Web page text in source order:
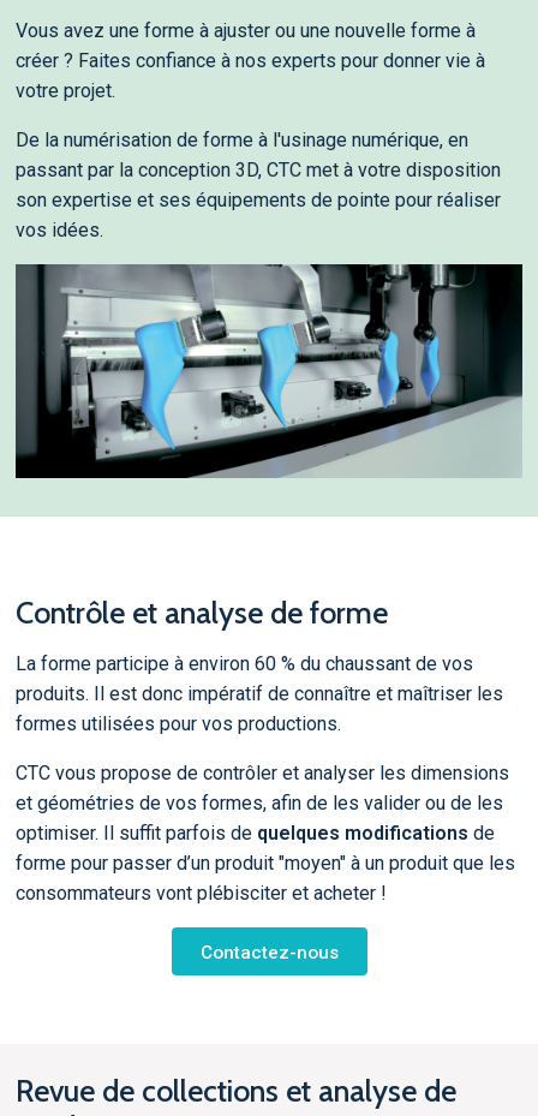
Vous avez une forme à ajuster ou une nouvelle forme à
créer ? Faites confiance à nos experts pour donner vie à
votre projet.
De la numérisation de forme à l'usinage numérique, en
passant par la conception 3D, CTC met à votre disposition
son expertise et ses équipements de pointe pour réaliser
vos idées.
Contrôle et analyse de forme
La forme participe à environ 60 % du chaussant de vos
produits. Il est donc impératif de connaître et maîtriser les
formes utilisées pour vos productions.
CTC vous propose de contrôler et analyser les dimensions
et géométries de vos formes, afin de les valider ou de les
optimiser. Il suffit parfois de quelques modifications de
forme pour passer d’un produit "moyen" à un produit que les
consommateurs vont plébisciter et acheter !
Contactez-nous
Revue de collections et analyse de